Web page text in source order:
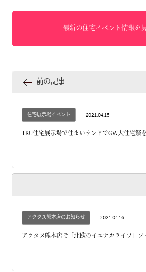
最新の住宅イベント情報を
前の記事
住宅展示場イベント 2021.04.15
TKU住宅展示場で住まいランドでGW大住宅祭
アクタス熊本店のお知らせ 2021.04.16
アクタス熊本店で「北欧のイエナカライフ」フ